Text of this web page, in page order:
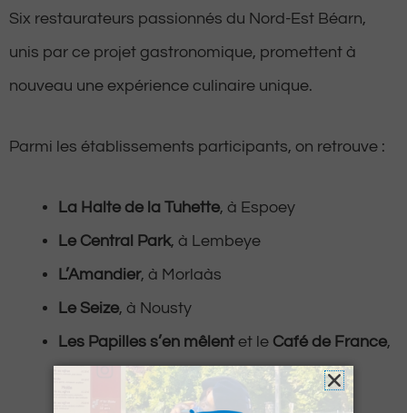
Six restaurateurs passionnés du Nord-Est Béarn,
unis par ce projet gastronomique, promettent à
nouveau une expérience culinaire unique.
Parmi les établissements participants, on retrouve :
La Halte de la Tuhette, à Espoey
Le Central Park, à Lembeye
L’Amandier, à Morlaàs
Le Seize, à Nousty
Les Papilles s’en mêlent et le Café de France,
tous deux situés à Pontacq.